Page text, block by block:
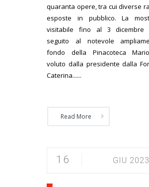
quaranta opere, tra cui diverse
esposte in pubblico. La
visitabile fino al 3 dicembre
seguito al notevole
fondo della Pinacoteca
voluto dalla presidente dalla
Caterina......
Read More
16 GIU 2023